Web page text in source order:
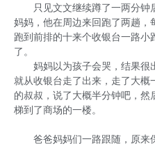
只见文文继续蹲了一两分钟
妈妈，他在周边来回跑了两趟，
跑到前排的十来个收银台一路
了。
妈妈以为孩子会哭，结果很
就从收银台走了出来，走了大概
的叔叔，说了大概半分钟吧，
梯到了商场的一楼。
爸爸妈妈们一路跟随，原来